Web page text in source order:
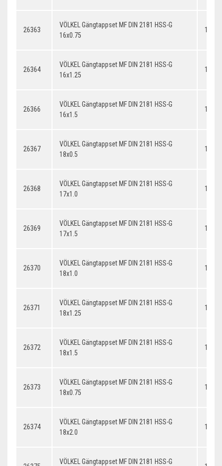
26363
VÖLKEL Gängtappset MF DIN 2181 HSS-G
16x0.75
26364
VÖLKEL Gängtappset MF DIN 2181 HSS-G
16x1.25
26366
VÖLKEL Gängtappset MF DIN 2181 HSS-G
16x1.5
26367
VÖLKEL Gängtappset MF DIN 2181 HSS-G
18x0.5
26368
VÖLKEL Gängtappset MF DIN 2181 HSS-G
17x1.0
26369
VÖLKEL Gängtappset MF DIN 2181 HSS-G
17x1.5
26370
VÖLKEL Gängtappset MF DIN 2181 HSS-G
18x1.0
26371
VÖLKEL Gängtappset MF DIN 2181 HSS-G
18x1.25
26372
VÖLKEL Gängtappset MF DIN 2181 HSS-G
18x1.5
26373
VÖLKEL Gängtappset MF DIN 2181 HSS-G
18x0.75
26374
VÖLKEL Gängtappset MF DIN 2181 HSS-G
18x2.0
VÖLKEL Gängtappset MF DIN 2181 HSS-G